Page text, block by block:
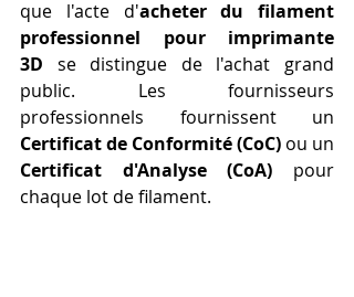
que l'acte d'acheter du filament
professionnel pour imprimante
3D se distingue de l'achat grand
public. Les fournisseurs
Certificat de Conformité (CoC)
Certificat d'Analyse (CoA) pour
chaque lot de filament.